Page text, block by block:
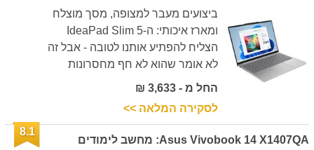
ביצועים מעבר למצופה, מסך מוצלח
ומארז איכותי: ה-IdeaPad Slim 5
הצליח להפתיע אותנו לטובה - אבל זה
לא אומר שהוא לא חף מחסרונות
החל מ - 3,633 ₪
לסקירה המלאה >>
Asus Vivobook 14 X1407QA: מחשב לימודים
8.1